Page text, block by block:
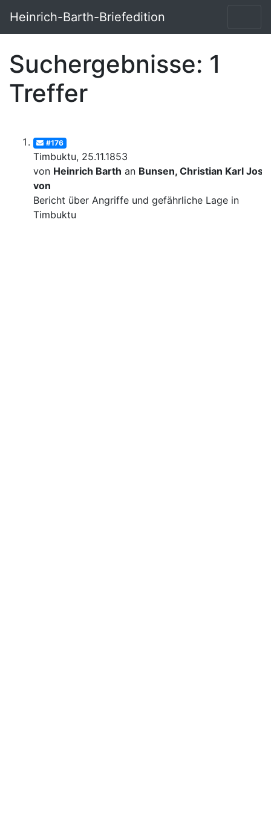
Heinrich-Barth-Briefedition
Suchergebnisse: 1
Treffer
#176
Timbuktu, 25.11.1853
von Heinrich Barth an Bunsen, Christian Karl
von
Bericht über Angriffe und gefährliche Lage in
Timbuktu